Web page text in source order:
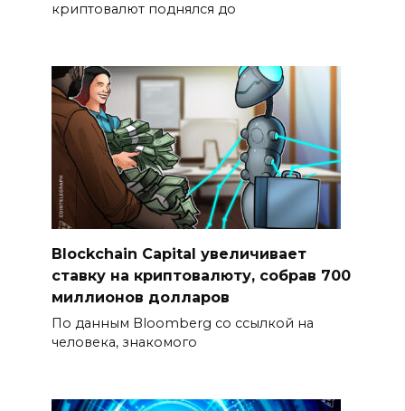
криптовалют поднялся до
Blockchain Capital увеличивает
ставку на криптовалюту, собрав 700
миллионов долларов
По данным Bloomberg со ссылкой на
человека, знакомого